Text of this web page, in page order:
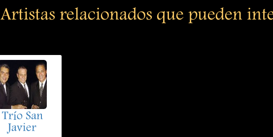
Artistas relacionados que pueden
Trío San
Javier